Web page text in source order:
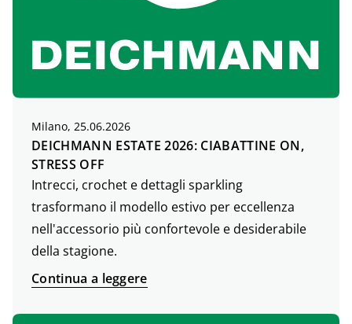
Milano, 25.06.2026
DEICHMANN ESTATE 2026: CIABATTINE ON,
STRESS OFF
Intrecci, crochet e dettagli sparkling
trasformano il modello estivo per eccellenza
nell'accessorio più confortevole e desiderabile
della stagione.
Continua a leggere